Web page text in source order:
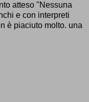
atteso "Nessuna
e con interpreti
è piaciuto molto. una